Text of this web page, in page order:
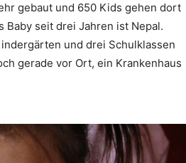
gebaut und 650 Kids gehen dort
Baby seit drei Jahren ist Nepal.
und drei Schulklassen
gerade vor Ort, ein Krankenhaus